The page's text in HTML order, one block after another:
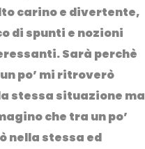
carino e divertente,
di spunti e nozioni
Sarà perchè
po’ mi ritroverò
stessa situazione ma
che tra un po’
nella stessa ed